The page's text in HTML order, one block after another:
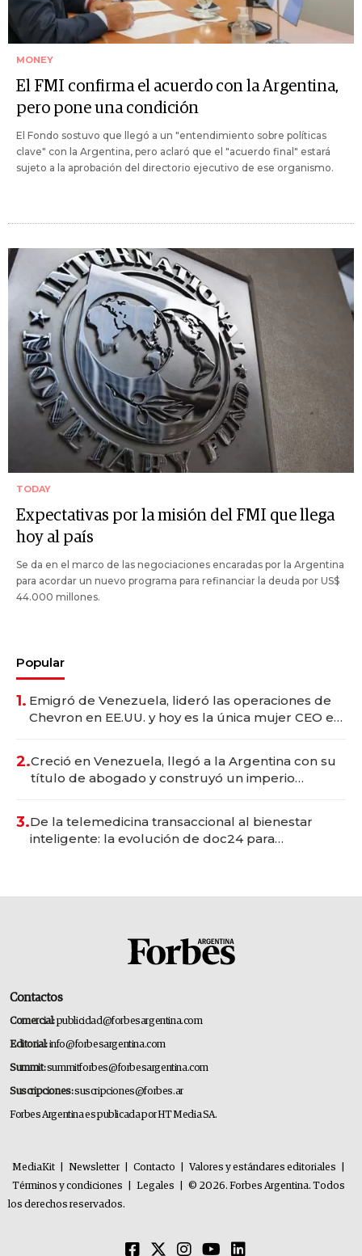
MONEY
El FMI confirma el acuerdo con la Argentina,
pero pone una condición
El Fondo sostuvo que llegó a un "entendimiento sobre políticas
clave" con la Argentina, pero aclaró que el "acuerdo final" estará
sujeto a la aprobación del directorio ejecutivo de ese organismo.
TODAY
Expectativas por la misión del FMI que llega
hoy al país
Se da en el marco de las negociaciones encaradas por la Argentina
para acordar un nuevo programa para refinanciar la deuda por US$
44.000 millones.
Popular
1. Emigró de Venezuela, lideró las operaciones de
Chevron en EE.UU. y hoy es la única mujer CEO en
2.Creció en Venezuela, llegó a la Argentina con su
título de abogado y construyó un imperio
3.De la telemedicina transaccional al bienestar
inteligente: la evolución de doc24 para
Contactos
Comercial:publicidad@forbesargentina.com
Editorial:info@forbesargentina.com
Summit:summitforbes@forbesargentina.com
Suscripciones:suscripciones@forbes.ar
Forbes Argentina es publicada por HT Media SA.
MediaKit Newsletter Contacto Valores y estándares editoriales
Términos y condiciones
Legales
© 2026. Forbes Argentina. Todos
los derechos reservados.